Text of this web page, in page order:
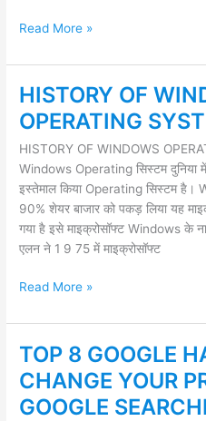
Read More »
HISTORY OF
OPERATING
HISTORY OF WINDOWS
Windows Operating सिस्टम
इस्तेमाल किया Operating सिस्टम है।
90% शेयर बाजार को पकड़ लिया यह
गया है इसे माइक्रोसॉफ्ट Windows के
एलन ने 1 9 75 में माइक्रोसॉफ्ट
HISTORY
OF
WINDOWS
OPERATING
SYSTEM
Read More »
TOP 8 GOOGLE
CHANGE YOUR
GOOGLE
TOP
8
GOOGLE
HACKS